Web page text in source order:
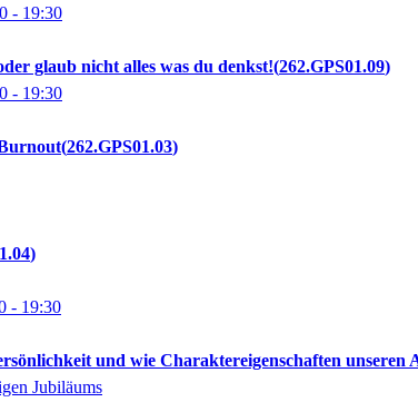
- 19:30
glaub nicht alles was du denkst! 262.GPS01.09
- 19:30
262.GPS01.03
- 19:30
und wie Charaktereigenschaften unseren
Jubiläums